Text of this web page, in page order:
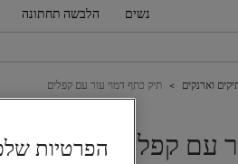
נשים הלבשה תחתונה
וארנקים תיק כתף דמוי עור עם קפלים
עם קפלים הפרטיות